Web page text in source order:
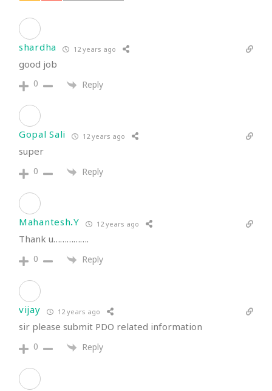
shardha 12 years ago
good job
0 Reply
Gopal Sali 12 years ago
super
0 Reply
Mahantesh.Y 12 years ago
Thank u…………….
0 Reply
vijay 12 years ago
sir please submit PDO related information
0 Reply